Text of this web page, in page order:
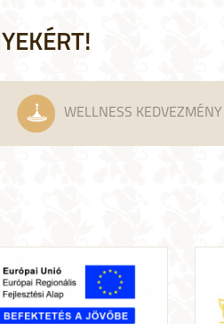
WELLNESS KEDVEZMÉNY